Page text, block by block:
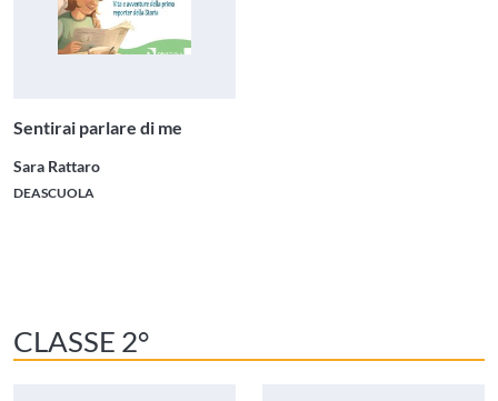
Sentirai parlare di me
Sara Rattaro
DEASCUOLA
CLASSE 2°